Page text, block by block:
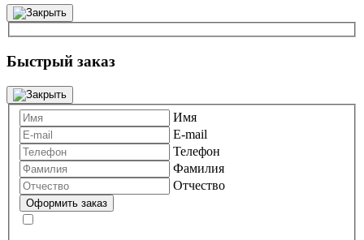
Быстрый заказ
Имя
E-mail
Телефон
Фамилия
Отчество